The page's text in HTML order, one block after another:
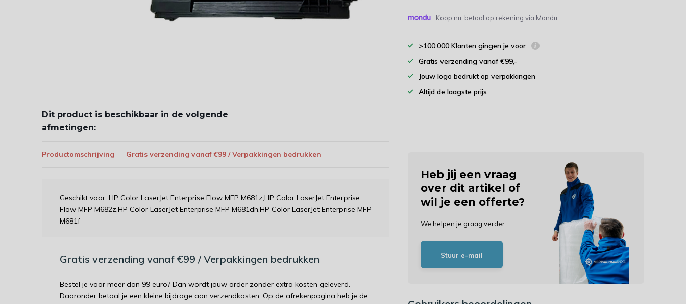
Koop nu, betaal op rekening via Mondu
>100.000 Klanten gingen je voor
Gratis verzending vanaf €99,-
Jouw logo bedrukt op verpakkingen
Altijd de laagste prijs
Dit product is beschikbaar in de volgende
afmetingen:
Productomschrijving Gratis verzending vanaf €99 / Verpakkingen bedrukken
Geschikt voor: HP Color LaserJet Enterprise Flow MFP M681z,HP Color LaserJet Enterprise
Flow MFP M682z,HP Color LaserJet Enterprise MFP M681dh,HP Color LaserJet Enterprise MFP
M681f
Gratis verzending vanaf €99 / Verpakkingen bedrukken
Bestel je voor meer dan 99 euro? Dan wordt jouw order zonder extra kosten geleverd.
Daaronder betaal je een kleine bijdrage aan verzendkosten. Op de afrekenpagina heb je de
Heb jij een vraag
over dit artikel of
wil je een offerte?
We helpen je graag verder
Stuur e-mail